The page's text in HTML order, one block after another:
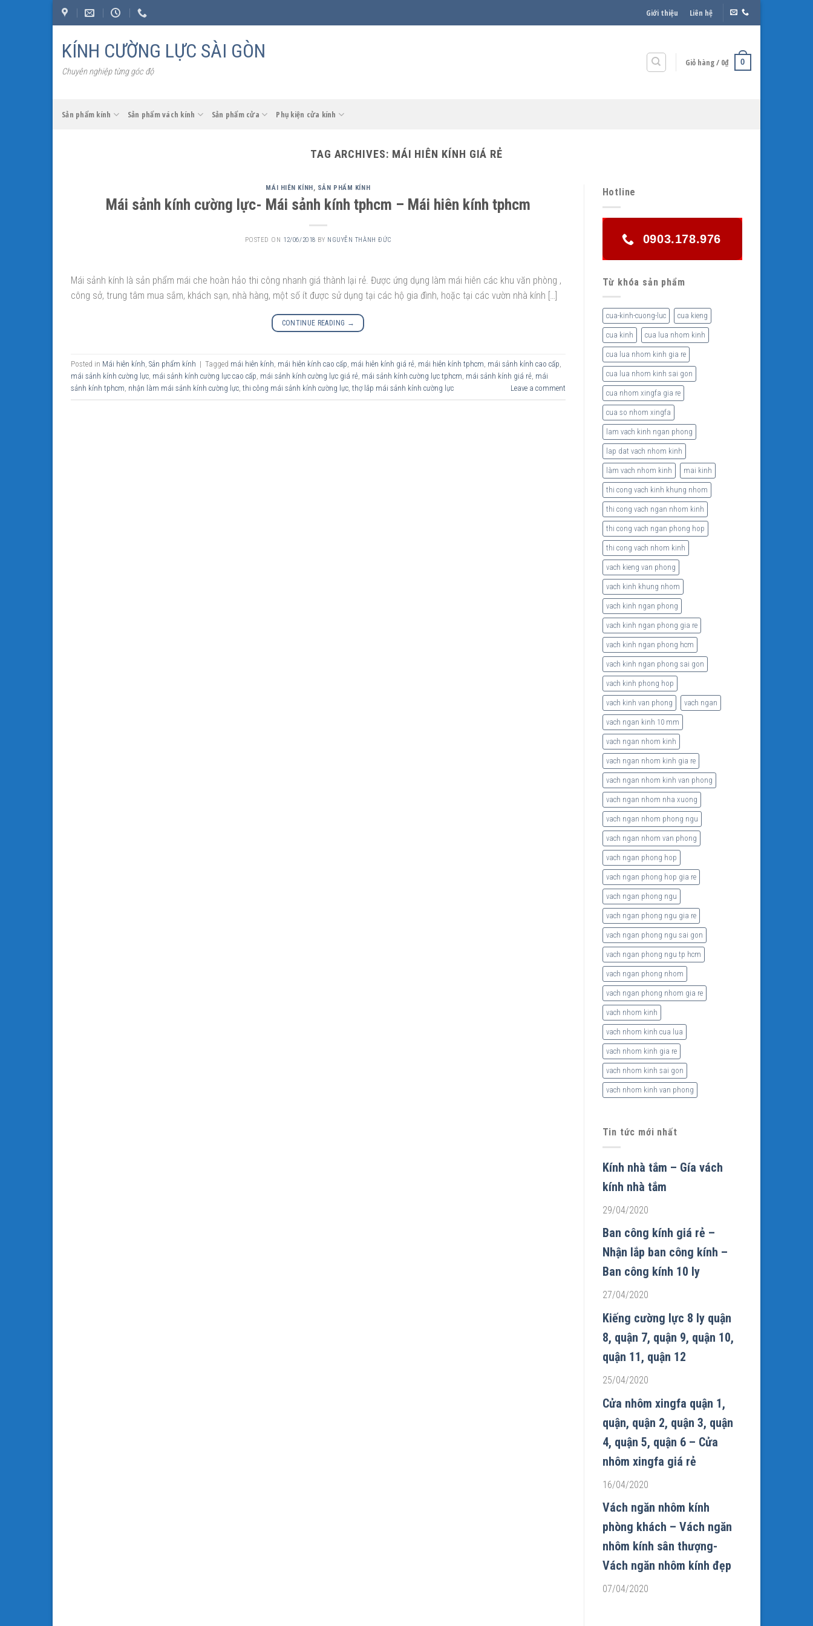
Skip
content
Giới thiệu Liên hệ
KÍNH CƯỜNG LỰC SÀI GÒN
Chuyên nghiệp từng góc độ
Giỏ hàng / 0₫ 0
Sản phẩm kính Sản phẩm vách kính Sản phẩm cửa Phụ kiện cửa kính
TAG ARCHIVES: MÁI HIÊN KÍNH GIÁ RẺ
MÁI HIÊN KÍNH , SẢN PHẨM KÍNH
Mái sảnh kính cường lực- Mái sảnh kính tphcm – Mái hiên kính tphcm
POSTED ON 12/06/2018 BY NGUYỄN THÀNH ĐỨC
Mái sảnh kính là sản phẩm mái che hoàn hảo thi công nhanh giá thành lại rẻ. Được ứng dụng làm mái hiên các khu văn phòng ,
công sở, trung tâm mua sắm, khách sạn, nhà hàng, một số ít được sử dụng tại các hộ gia đình, hoặc tại các vườn nhà kính […]
CONTINUE READING →
Posted in Mái hiên kính, Sản phẩm kính | Tagged mái hiên kính, mái hiên kính cao cấp, mái hiên kính giá rẻ, mái hiên kính tphcm, mái sảnh kính cao cấp,
mái sảnh kính cường lực, mái sảnh kính cường lực cao cấp, mái sảnh kính cường lực giá rẻ, mái sảnh kính cường lực tphcm, mái sảnh kính giá rẻ, mái
sảnh kính tphcm, nhận làm mái sảnh kính cường lực, thi công mái sảnh kính cường lực, thợ lắp mái sảnh kính cường lực Leave a comment
Hotline
0903.178.976
Từ khóa sản phẩm
cua-kinh-cuong-luc cua kieng
cua kinh cua lua nhom kinh
cua lua nhom kinh gia re
cua lua nhom kinh sai gon
cua nhom xingfa gia re
cua so nhom xingfa
lam vach kinh ngan phong
lap dat vach nhom kinh
làm vach nhom kinh mai kinh
thi cong vach kinh khung nhom
thi cong vach ngan nhom kinh
thi cong vach ngan phong hop
thi cong vach nhom kinh
vach kieng van phong
vach kinh khung nhom
vach kinh ngan phong
vach kinh ngan phong gia re
vach kinh ngan phong hcm
vach kinh ngan phong sai gon
vach kinh phong hop
vach kinh van phong vach ngan
vach ngan kinh 10 mm
vach ngan nhom kinh
vach ngan nhom kinh gia re
vach ngan nhom kinh van phong
vach ngan nhom nha xuong
vach ngan nhom phong ngu
vach ngan nhom van phong
vach ngan phong hop
vach ngan phong hop gia re
vach ngan phong ngu
vach ngan phong ngu gia re
vach ngan phong ngu sai gon
vach ngan phong ngu tp hcm
vach ngan phong nhom
vach ngan phong nhom gia re
vach nhom kinh
vach nhom kinh cua lua
vach nhom kinh gia re
vach nhom kinh sai gon
vach nhom kinh van phong
Tin tức mới nhất
Kính nhà tắm – Gía vách
kính nhà tắm
29/04/2020
Ban công kính giá rẻ –
Nhận lắp ban công kính –
Ban công kính 10 ly
27/04/2020
Kiếng cường lực 8 ly quận
8, quận 7, quận 9, quận 10,
quận 11, quận 12
25/04/2020
Cửa nhôm xingfa quận 1,
quận, quận 2, quận 3, quận
4, quận 5, quận 6 – Cửa
nhôm xingfa giá rẻ
16/04/2020
Vách ngăn nhôm kính
phòng khách – Vách ngăn
nhôm kính sân thượng-
Vách ngăn nhôm kính đẹp
07/04/2020